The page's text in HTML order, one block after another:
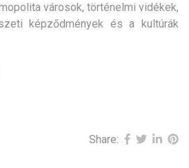
városok, történelmi vidékek,
képződmények és a kultúrák
Share: